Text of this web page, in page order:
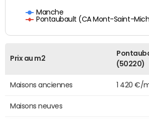
Manche
Pontaubault (CA Mont-Saint-
Prix au m2
(50220)
Maisons anciennes 1 420 €/
Maisons neuves